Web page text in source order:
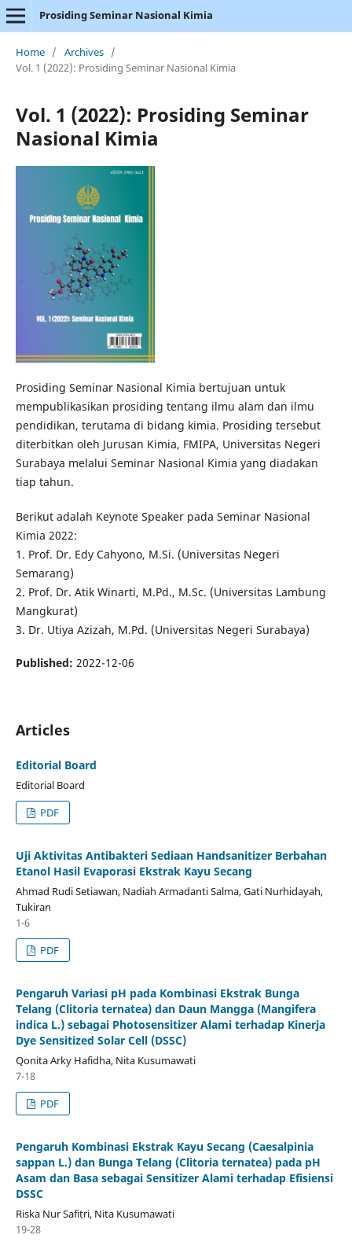
Prosiding Seminar Nasional Kimia
Home / Archives /
Vol. 1 (2022): Prosiding Seminar Nasional Kimia
Vol. 1 (2022): Prosiding Seminar
Nasional Kimia
Prosiding Seminar Nasional Kimia bertujuan untuk
mempublikasikan prosiding tentang ilmu alam dan ilmu
pendidikan, terutama di bidang kimia. Prosiding tersebut
diterbitkan oleh Jurusan Kimia, FMIPA, Universitas Negeri
Surabaya melalui Seminar Nasional Kimia yang diadakan
tiap tahun.
Berikut adalah Keynote Speaker pada Seminar Nasional
Kimia 2022:
1. Prof. Dr. Edy Cahyono, M.Si. (Universitas Negeri
Semarang)
2. Prof. Dr. Atik Winarti, M.Pd., M.Sc. (Universitas Lambung
Mangkurat)
3. Dr. Utiya Azizah, M.Pd. (Universitas Negeri Surabaya)
Published: 2022-12-06
Articles
Editorial Board
Editorial Board
PDF
Uji Aktivitas Antibakteri Sediaan Handsanitizer Berbahan
Etanol Hasil Evaporasi Ekstrak Kayu Secang
Ahmad Rudi Setiawan, Nadiah Armadanti Salma, Gati Nurhidayah,
Tukiran
1-6
PDF
Pengaruh Variasi pH pada Kombinasi Ekstrak Bunga
Telang (Clitoria ternatea) dan Daun Mangga (Mangifera
indica L.) sebagai Photosensitizer Alami terhadap Kinerja
Dye Sensitized Solar Cell (DSSC)
Qonita Arky Hafidha, Nita Kusumawati
7-18
PDF
Pengaruh Kombinasi Ekstrak Kayu Secang (Caesalpinia
sappan L.) dan Bunga Telang (Clitoria ternatea) pada pH
Asam dan Basa sebagai Sensitizer Alami terhadap Efisiensi
DSSC
Riska Nur Safitri, Nita Kusumawati
19-28